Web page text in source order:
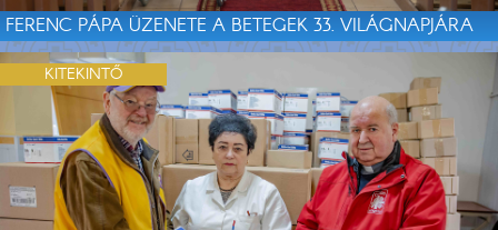
FERENC PÁPA ÜZENETE A BETEGEK 33. VILÁGNAPJÁRA
KITEKINTŐ